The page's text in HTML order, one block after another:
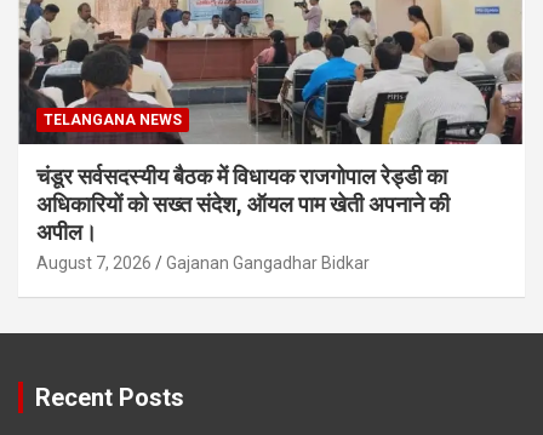
TELANGANA NEWS
चंडूर सर्वसदस्यीय बैठक में विधायक राजगोपाल रेड्डी का
अधिकारियों को सख्त संदेश, ऑयल पाम खेती अपनाने की
अपील।
August 7, 2026 Gajanan Gangadhar Bidkar
Recent Posts